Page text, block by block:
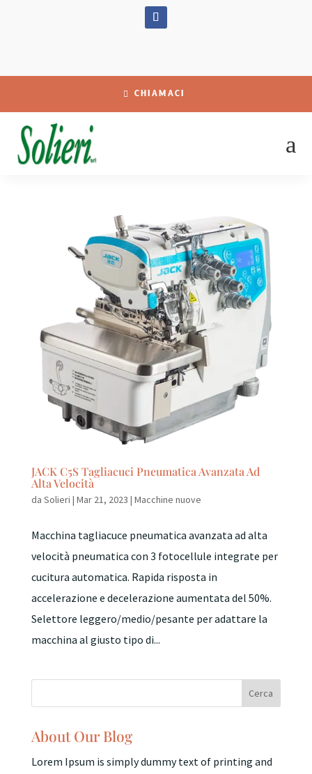
CHIAMACI
a
JACK C5S Tagliacuci Pneumatica Avanzata Ad
Alta Velocità
da Solieri | Mar 21, 2023 | Macchine nuove
Macchina tagliacuce pneumatica avanzata ad alta
velocità pneumatica con 3 fotocellule integrate per
cucitura automatica. Rapida risposta in
accelerazione e decelerazione aumentata del 50%.
Selettore leggero/medio/pesante per adattare la
macchina al giusto tipo di...
About Our Blog
Lorem Ipsum is simply dummy text of printing and